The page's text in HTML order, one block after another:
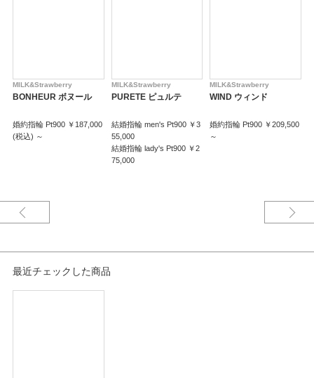
出会った頃の気持ちを永遠に何十年たってもふたりで幸せな気持ちになれる
いつまでも 出会った頃の気持ちを忘れずにいてほしい と「運命の象徴」ピ
ンクダイヤに想いを込めて。
願いを込めて。
※価格にセンターダイヤモンドの価格は含まれません。
MILK&Strawberry
BONHEUR ボヌール
婚約指輪 Pt900 ￥187,000
(税込) ～
MILK&Strawberry
PURETE ピュルテ
結婚指輪 men's Pt900 ￥3
55,000
結婚指輪 lady's Pt900 ￥2
75,000
MILK&Strawberry
WIND ウィンド
婚約指輪 Pt900 ￥209,500
～
最近チェックした商品